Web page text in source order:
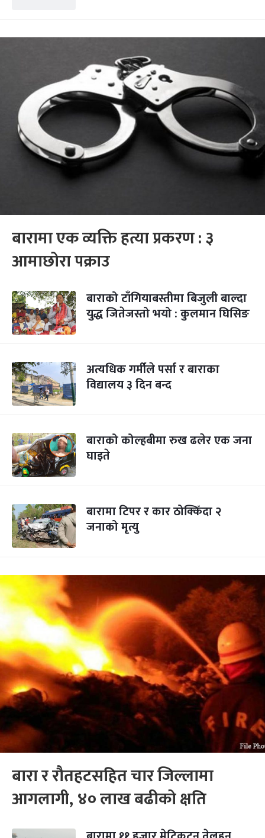
बारामा एक व्यक्ति हत्या प्रकरण : ३
आमाछोरा पक्राउ
बाराको टाँगियाबस्तीमा बिजुली बाल्दा
युद्ध जितेजस्तो भयो : कुलमान घिसिङ
अत्यधिक गर्मीले पर्सा र बाराका
विद्यालय ३ दिन बन्द
बाराको कोल्हबीमा रुख ढलेर एक जना
घाइते
बारामा टिपर र कार ठोक्किँदा २
जनाको मृत्यु
बारा र रौतहटसहित चार जिल्लामा
आगलागी, ४० लाख बढीको क्षति